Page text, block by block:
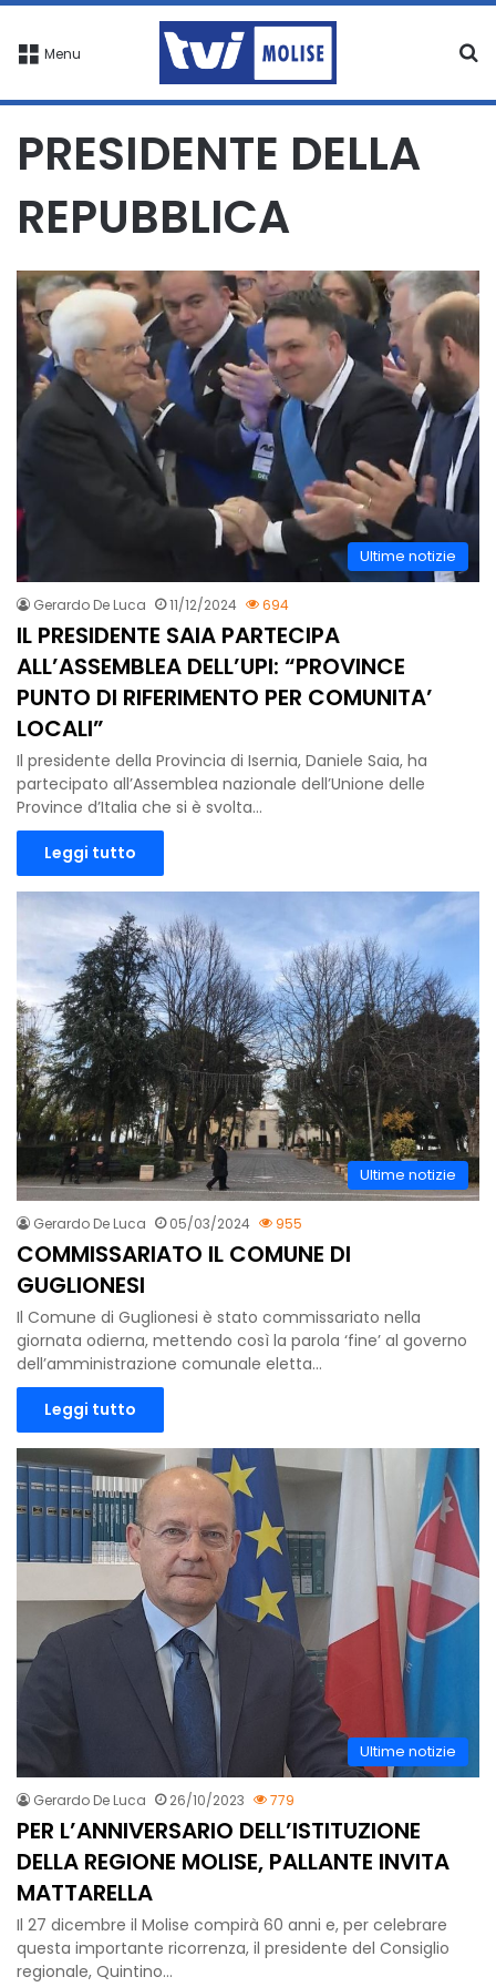
Menu
PRESIDENTE DELLA
REPUBBLICA
Ultime notizie
Gerardo De Luca 11/12/2024 694
IL PRESIDENTE SAIA PARTECIPA
ALL’ASSEMBLEA DELL’UPI: “PROVINCE
PUNTO DI RIFERIMENTO PER COMUNITA’
LOCALI”
Il presidente della Provincia di Isernia, Daniele Saia, ha
partecipato all’Assemblea nazionale dell’Unione delle
Province d’Italia che si è svolta…
Leggi tutto
Ultime notizie
Gerardo De Luca 05/03/2024 955
COMMISSARIATO IL COMUNE DI
GUGLIONESI
Il Comune di Guglionesi è stato commissariato nella
giornata odierna, mettendo così la parola ‘fine’ al governo
dell’amministrazione comunale eletta…
Leggi tutto
Ultime notizie
Gerardo De Luca 26/10/2023 779
PER L’ANNIVERSARIO DELL’ISTITUZIONE
DELLA REGIONE MOLISE, PALLANTE INVITA
MATTARELLA
Il 27 dicembre il Molise compirà 60 anni e, per celebrare
questa importante ricorrenza, il presidente del Consiglio
regionale, Quintino…